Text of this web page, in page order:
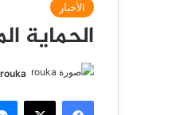
الأخبار
الحماية
rouka
فيسبوك ‫X